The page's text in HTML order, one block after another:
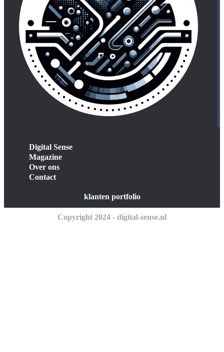
Digital Sense
Magazine
Over ons
Contact
klanten portfolio
Copyright 2024 - digital-sense.nl